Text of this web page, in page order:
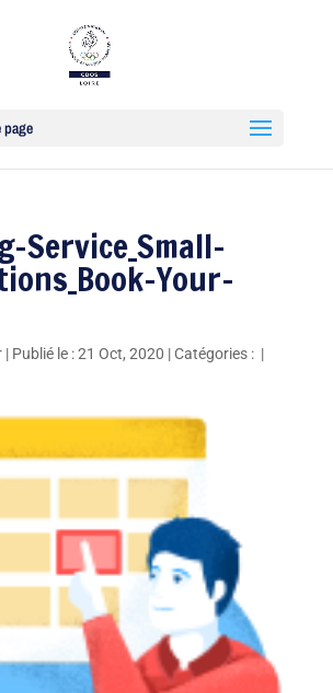
page
Service_Small-
Your-
| Publié le : 21 Oct, 2020 | Catégories : |